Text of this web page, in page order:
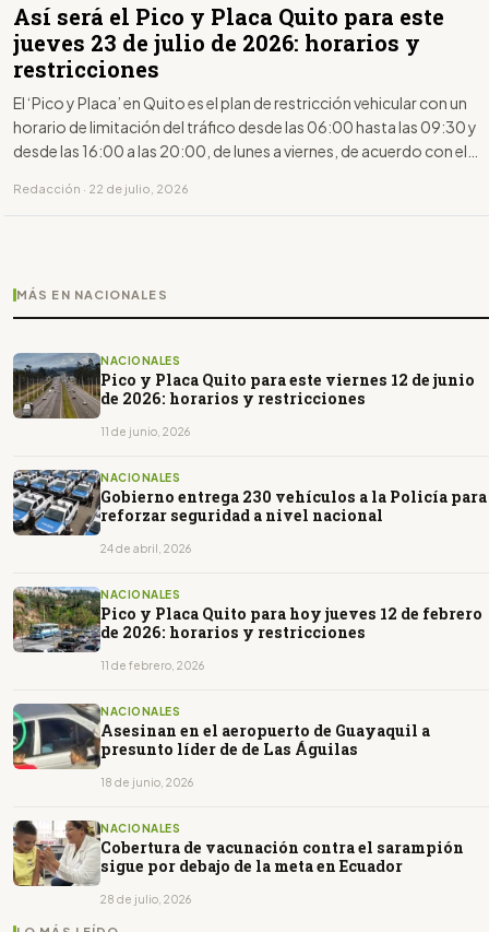
Así será el Pico y Placa Quito para este
jueves 23 de julio de 2026: horarios y
restricciones
El ‘Pico y Placa’ en Quito es el plan de restricción vehicular con un
horario de limitación del tráfico desde las 06:00 hasta las 09:30 y
desde las 16:00 a las 20:00, de lunes a viernes, de acuerdo con el
Redacción · 22 de julio, 2026
MÁS EN NACIONALES
NACIONALES
Pico y Placa Quito para este viernes 12 de junio
de 2026: horarios y restricciones
11 de junio, 2026
NACIONALES
Gobierno entrega 230 vehículos a la Policía para
reforzar seguridad a nivel nacional
24 de abril, 2026
NACIONALES
Pico y Placa Quito para hoy jueves 12 de febrero
de 2026: horarios y restricciones
11 de febrero, 2026
NACIONALES
Asesinan en el aeropuerto de Guayaquil a
presunto líder de de Las Águilas
18 de junio, 2026
NACIONALES
Cobertura de vacunación contra el sarampión
sigue por debajo de la meta en Ecuador
28 de julio, 2026